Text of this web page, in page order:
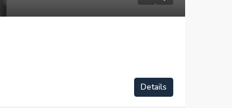
Details